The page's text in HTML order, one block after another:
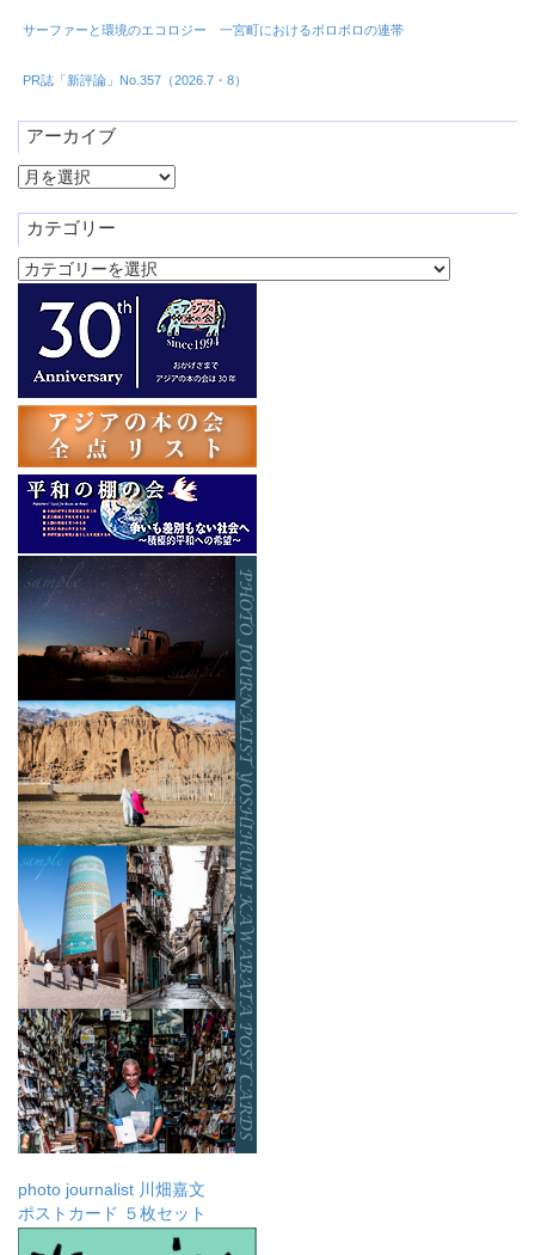
サーファーと環境のエコロジー 一宮町におけるボロボロの連帯
PR誌「新評論」No.357（2026.7・8）
アーカイブ
ア
カ
イ
ブ
カテゴリー
カ
photo journalist 川畑嘉文
ポストカード ５枚セット